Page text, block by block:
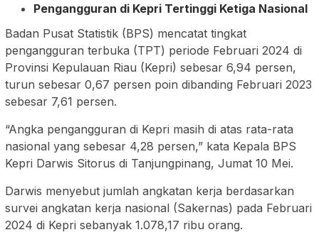
Pengangguran di Kepri Tertinggi Ketiga Nasional
Badan Pusat Statistik (BPS) mencatat tingkat
pengangguran terbuka (TPT) periode Februari 2024 di
Provinsi Kepulauan Riau (Kepri) sebesar 6,94 persen,
turun sebesar 0,67 persen poin dibanding Februari 2023
sebesar 7,61 persen.
“Angka pengangguran di Kepri masih di atas rata-rata
nasional yang sebesar 4,28 persen,” kata Kepala BPS
Kepri Darwis Sitorus di Tanjungpinang, Jumat 10 Mei.
Darwis menyebut jumlah angkatan kerja berdasarkan
survei angkatan kerja nasional (Sakernas) pada Februari
2024 di Kepri sebanyak 1.078,17 ribu orang.